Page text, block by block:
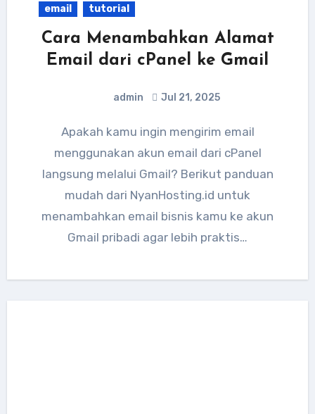
email tutorial
Cara Menambahkan Alamat
Email dari cPanel ke Gmail
admin Jul 21, 2025
Apakah kamu ingin mengirim email
menggunakan akun email dari cPanel
langsung melalui Gmail? Berikut panduan
mudah dari NyanHosting.id untuk
menambahkan email bisnis kamu ke akun
Gmail pribadi agar lebih praktis…